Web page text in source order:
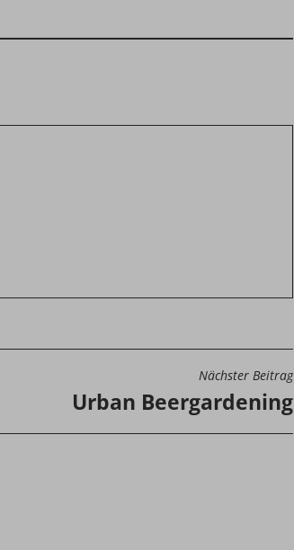
Nächster Beitrag
Urban Beergardening